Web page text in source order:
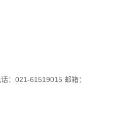
：021-61519015 邮箱：